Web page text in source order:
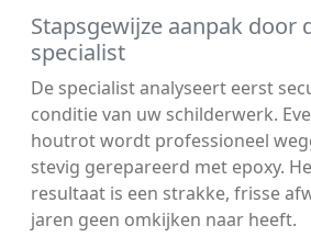
Stapsgewijze aanpak door
specialist
De specialist analyseert eerst
conditie van uw schilderwerk.
houtrot wordt professioneel
stevig gerepareerd met epoxy.
resultaat is een strakke, frisse
jaren geen omkijken naar heeft.